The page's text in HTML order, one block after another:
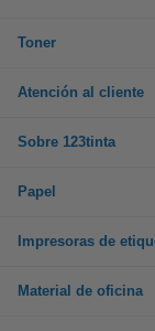
Toner
Atención al cliente
Sobre 123tinta
Papel
Impresoras de
Material de oficina